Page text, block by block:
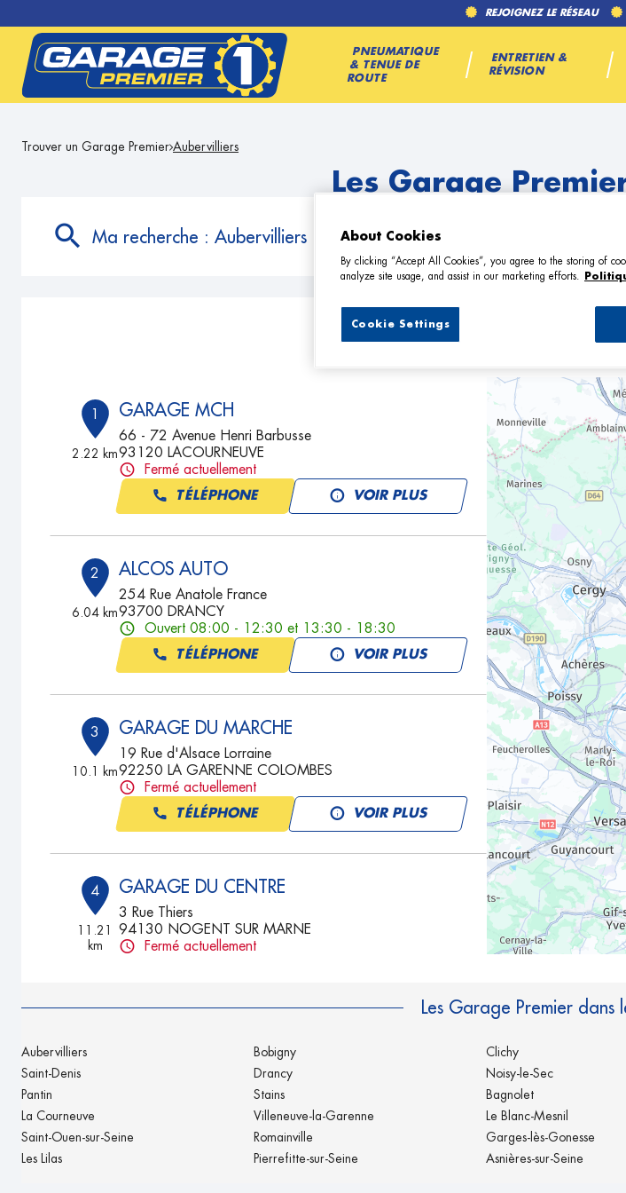
REJOIGNEZ LE RÉSEAU
PNEUMATIQUE
& TENUE DE
ROUTE
ENTRETIEN &
RÉVISION
Trouver un Garage Premier Aubervilliers
Les Garage
Ma recherche : Aubervilliers
9 Garage Premier
1
2.22 km
GARAGE MCH
66 - 72 Avenue Henri Barbusse
93120 LACOURNEUVE
Fermé actuellement
TÉLÉPHONE VOIR PLUS
2
6.04 km
ALCOS AUTO
254 Rue Anatole France
93700 DRANCY
Ouvert 08:00 - 12:30 et 13:30 - 18:30
TÉLÉPHONE VOIR PLUS
3
10.1 km
GARAGE DU MARCHE
19 Rue d'Alsace Lorraine
92250 LA GARENNE COLOMBES
Fermé actuellement
TÉLÉPHONE VOIR PLUS
4
11.21
km
GARAGE DU CENTRE
3 Rue Thiers
94130 NOGENT SUR MARNE
Fermé actuellement
11 BIS RUE PARMENTIER
TÉLÉPHONE
Les Garage Premier dans
Aubervilliers
Saint-Denis
Pantin
La Courneuve
Saint-Ouen-sur-Seine
Les Lilas
Bobigny
Drancy
Stains
Villeneuve-la-Garenne
Romainville
Pierrefitte-sur-Seine
Clichy
Noisy-le-Sec
Bagnolet
Le Blanc-Mesnil
Garges-lès-Gonesse
Asnières-sur-Seine
About Cookies
By clicking “Accept All Cookies”, you agree to the storing of
analyze site usage, and assist in our marketing efforts.
Cookie Settings